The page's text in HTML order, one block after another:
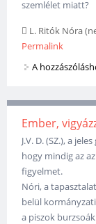
szemlélet miatt?
L. Ritók Nóra
Permalink
A
Ember,
J.V. D. (SZ.), a
hogy mindig az
figyelmet.
Nóri, a
belül
a piszok